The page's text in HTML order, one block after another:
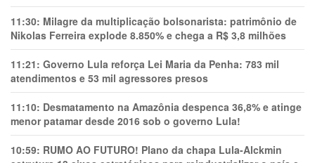
11:30: Milagre da multiplicação bolsonarista: patrimônio de
Nikolas Ferreira explode 8.850% e chega a R$ 3,8 milhões
11:21: Governo Lula reforça Lei Maria da Penha: 783 mil
atendimentos e 53 mil agressores presos
11:10: Desmatamento na Amazônia despenca 36,8% e atinge
menor patamar desde 2016 sob o governo Lula!
10:59: RUMO AO FUTURO! Plano da chapa Lula-Alckmin